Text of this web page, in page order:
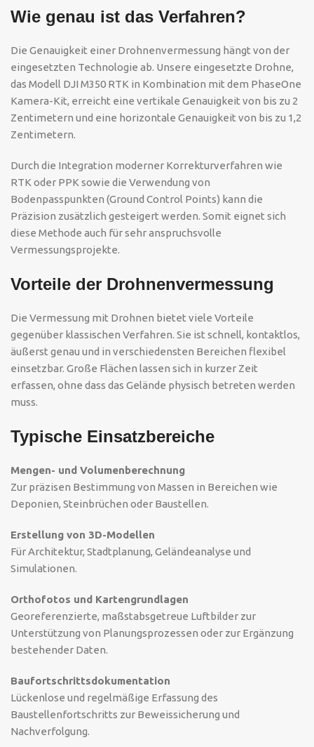
Wie genau ist das Verfahren?
Die Genauigkeit einer Drohnenvermessung hängt von der
eingesetzten Technologie ab. Unsere eingesetzte Drohne,
das Modell DJI M350 RTK in Kombination mit dem PhaseOne
Kamera-Kit, erreicht eine vertikale Genauigkeit von bis zu 2
Zentimetern und eine horizontale Genauigkeit von bis zu 1,2
Zentimetern.
Durch die Integration moderner Korrekturverfahren wie
RTK oder PPK sowie die Verwendung von
Bodenpasspunkten (Ground Control Points) kann die
Präzision zusätzlich gesteigert werden. Somit eignet sich
diese Methode auch für sehr anspruchsvolle
Vermessungsprojekte.
Vorteile der Drohnenvermessung
Die Vermessung mit Drohnen bietet viele Vorteile
gegenüber klassischen Verfahren. Sie ist schnell, kontaktlos,
äußerst genau und in verschiedensten Bereichen flexibel
einsetzbar. Große Flächen lassen sich in kurzer Zeit
erfassen, ohne dass das Gelände physisch betreten werden
muss.
Typische Einsatzbereiche
Mengen- und Volumenberechnung
Zur präzisen Bestimmung von Massen in Bereichen wie
Deponien, Steinbrüchen oder Baustellen.
Erstellung von 3D-Modellen
Für Architektur, Stadtplanung, Geländeanalyse und
Simulationen.
Orthofotos und Kartengrundlagen
Georeferenzierte, maßstabsgetreue Luftbilder zur
Unterstützung von Planungsprozessen oder zur Ergänzung
bestehender Daten.
Baufortschrittsdokumentation
Lückenlose und regelmäßige Erfassung des
Baustellenfortschritts zur Beweissicherung und
Nachverfolgung.